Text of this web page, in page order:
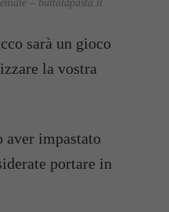
– buttalapasta.it
sarà un gioco
la vostra
aver impastato
portare in